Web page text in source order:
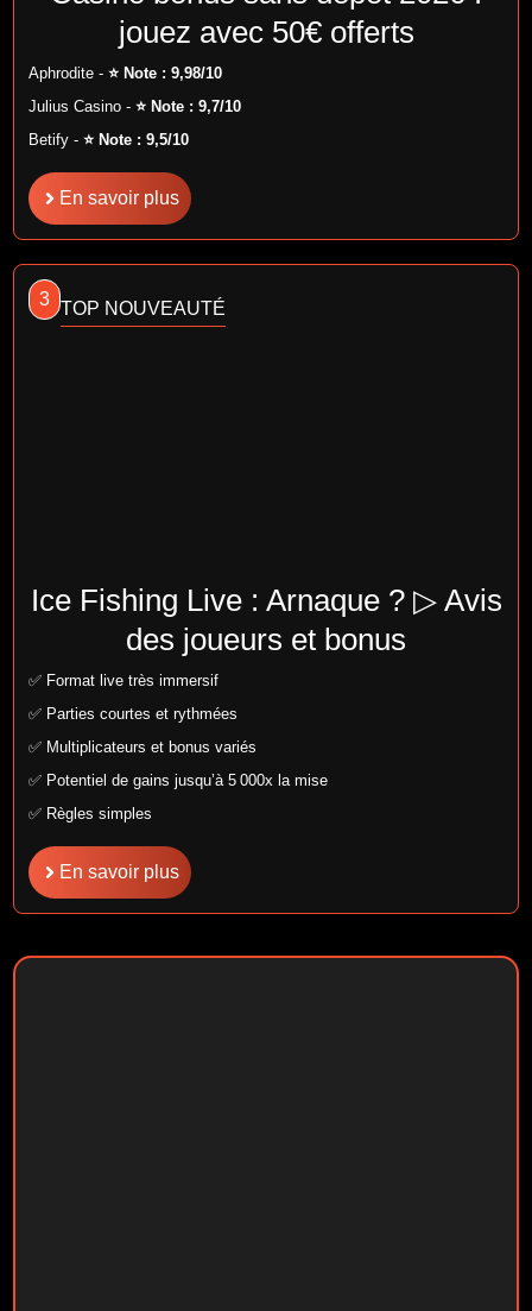
jouez avec 50€ offerts
Aphrodite -⭐ Note : 9,98/10
Julius Casino -⭐ Note : 9,7/10
Betify -⭐ Note : 9,5/10
En savoir plus
3 TOP NOUVEAUTÉ
Ice Fishing Live : Arnaque ? ▷ Avis
des joueurs et bonus
✅ Format live très immersif
✅ Parties courtes et rythmées
✅ Multiplicateurs et bonus variés
✅ Potentiel de gains jusqu’à 5 000x la mise
✅ Règles simples
En savoir plus